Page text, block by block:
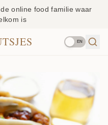
online food familie waar
is
EN